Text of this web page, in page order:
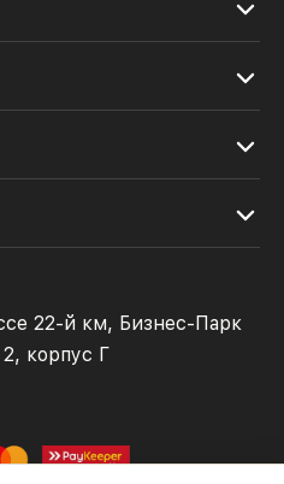
22-й км, Бизнес-Парк
корпус Г